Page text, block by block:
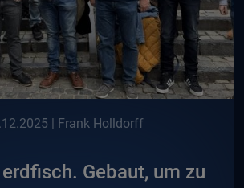
| Frank Holldorff
Gebaut, um zu